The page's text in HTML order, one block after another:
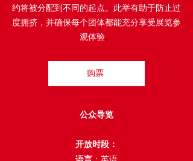
约将被分配到不同的起点。此举有助于防止过
度拥挤，并确保每个团体都能充分享受展览参
观体验。
购票
公众导览
开放时段：